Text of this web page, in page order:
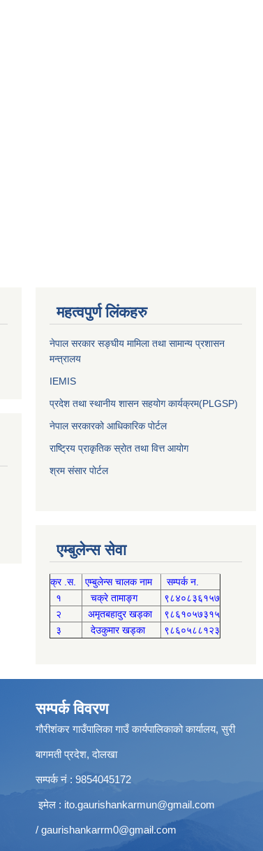
महत्वपुर्ण लिंकहरु
नेपाल सरकार सङ्घीय मामिला तथा सामान्य प्रशासन
मन्त्रालय
IEMIS
प्रदेश तथा स्थानीय शासन सहयोग कार्यक्रम(PLGSP)
नेपाल सरकारको आधिकारिक पोर्टल
राष्ट्रिय प्राकृतिक स्रोत तथा वित्त आयोग
श्रम संसार पोर्टल
एम्बुलेन्स सेवा
क्र .स. एम्बुलेन्स चालक नाम
सम्पर्क न.
१
चक्रे तामाङ्ग
९८४०८३६१५७
२
अमृतबहादुर खड्का
९८६१०५७३१५
३
देउकुमार खड्का ९८६०५८८१२३
सम्पर्क विवरण
गौरीशंकर गाउँपालिका गाउँ कार्यपालिकाको कार्यालय, सुरी
बागमती प्रदेश, दोलखा
सम्पर्क नं : 9854045172
इमेल : ito.gaurishankarmun@gmail.com
/ gaurishankarrm0@gmail.com